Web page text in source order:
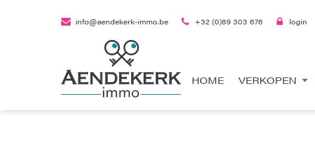
HOME VERKOPEN
info@aendekerk-immo.be +32 (0)89 303 676 login